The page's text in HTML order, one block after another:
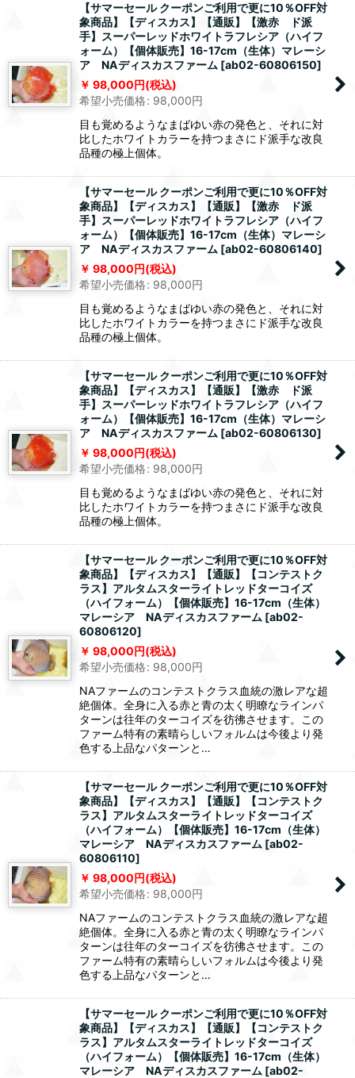
【サマーセール クーポンご利用で更に10％OFF対
象商品】【ディスカス】【通販】【激赤 ド派
手】スーパーレッドホワイトラフレシア（ハイフ
ォーム）【個体販売】16-17cm（生体）マレーシ
ア NAディスカスファーム [ab02-60806150]
98,000円(税込)
希望小売価格: 98,000円
目も覚めるようなまばゆい赤の発色と、それに対
比したホワイトカラーを持つまさにド派手な改良
品種の極上個体。
【サマーセール クーポンご利用で更に10％OFF対
象商品】【ディスカス】【通販】【激赤 ド派
手】スーパーレッドホワイトラフレシア（ハイフ
ォーム）【個体販売】16-17cm（生体）マレーシ
ア NAディスカスファーム [ab02-60806140]
98,000円(税込)
希望小売価格: 98,000円
目も覚めるようなまばゆい赤の発色と、それに対
比したホワイトカラーを持つまさにド派手な改良
品種の極上個体。
【サマーセール クーポンご利用で更に10％OFF対
象商品】【ディスカス】【通販】【激赤 ド派
手】スーパーレッドホワイトラフレシア（ハイフ
ォーム）【個体販売】16-17cm（生体）マレーシ
ア NAディスカスファーム [ab02-60806130]
98,000円(税込)
希望小売価格: 98,000円
目も覚めるようなまばゆい赤の発色と、それに対
比したホワイトカラーを持つまさにド派手な改良
品種の極上個体。
【サマーセール クーポンご利用で更に10％OFF対
象商品】【ディスカス】【通販】【コンテストク
ラス】アルタムスターライトレッドターコイズ
（ハイフォーム）【個体販売】16-17cm（生体）
マレーシア NAディスカスファーム [ab02-
60806120]
98,000円(税込)
希望小売価格: 98,000円
NAファームのコンテストクラス血統の激レアな超
絶個体。全身に入る赤と青の太く明瞭なラインパ
ターンは往年のターコイズを彷彿させます。この
ファーム特有の素晴らしいフォルムは今後より発
色する上品なパターンと…
【サマーセール クーポンご利用で更に10％OFF対
象商品】【ディスカス】【通販】【コンテストク
ラス】アルタムスターライトレッドターコイズ
（ハイフォーム）【個体販売】16-17cm（生体）
マレーシア NAディスカスファーム [ab02-
60806110]
98,000円(税込)
希望小売価格: 98,000円
NAファームのコンテストクラス血統の激レアな超
絶個体。全身に入る赤と青の太く明瞭なラインパ
ターンは往年のターコイズを彷彿させます。この
ファーム特有の素晴らしいフォルムは今後より発
色する上品なパターンと…
【サマーセール クーポンご利用で更に10％OFF対
象商品】【ディスカス】【通販】【コンテストク
ラス】アルタムスターライトレッドターコイズ
（ハイフォーム）【個体販売】16-17cm（生体）
マレーシア NAディスカスファーム [ab02-